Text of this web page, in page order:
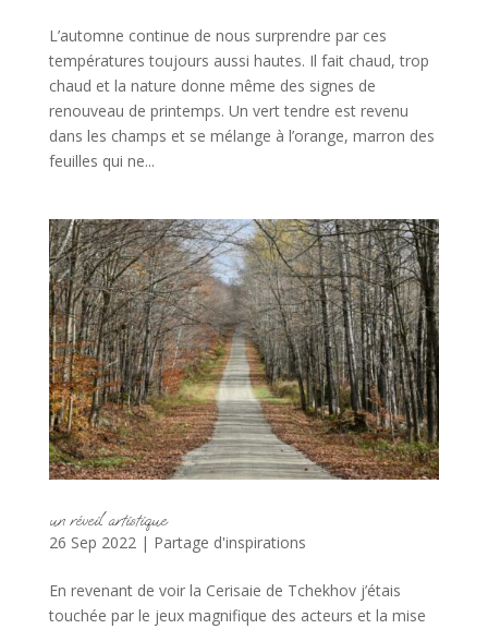
L’automne continue de nous surprendre par ces
températures toujours aussi hautes. Il fait chaud, trop
chaud et la nature donne même des signes de
renouveau de printemps. Un vert tendre est revenu
dans les champs et se mélange à l’orange, marron des
feuilles qui ne...
un réveil artistique
26 Sep 2022| Partage d'inspirations
En revenant de voir la Cerisaie de Tchekhov j’étais
touchée par le jeux magnifique des acteurs et la mise